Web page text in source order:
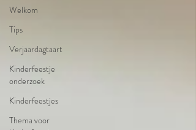
Welkom
Tips
Verjaardagtaart
Kinderfeestje
onderzoek
Kinderfeestjes
Thema voor